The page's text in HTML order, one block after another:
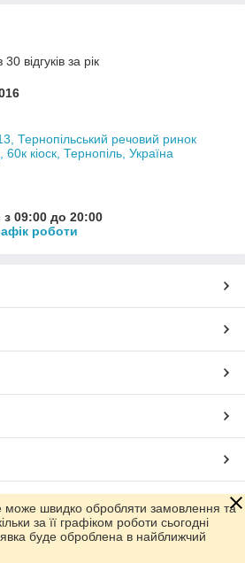
відгуків за рік
Тернопільський речовий ринок
кіоск, Тернопіль, Україна
09:00 до 20:00
роботи
Prom.ua
може швидко обробляти замовлення та
за її графіком роботи сьогодні
буде оброблена в найближчий